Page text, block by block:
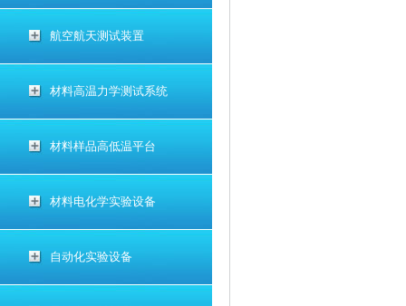
航空航天测试装置
材料高温力学测试系统
材料样品高低温平台
材料电化学实验设备
自动化实验设备